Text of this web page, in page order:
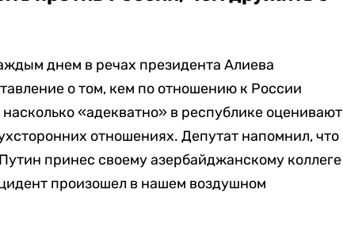
днем в речах президента Алиева
о том, кем по отношению к России
«адекватно» в республике оценивают
отношениях. Депутат напомнил, что
принес своему азербайджанскому коллеге
произошел в нашем воздушном